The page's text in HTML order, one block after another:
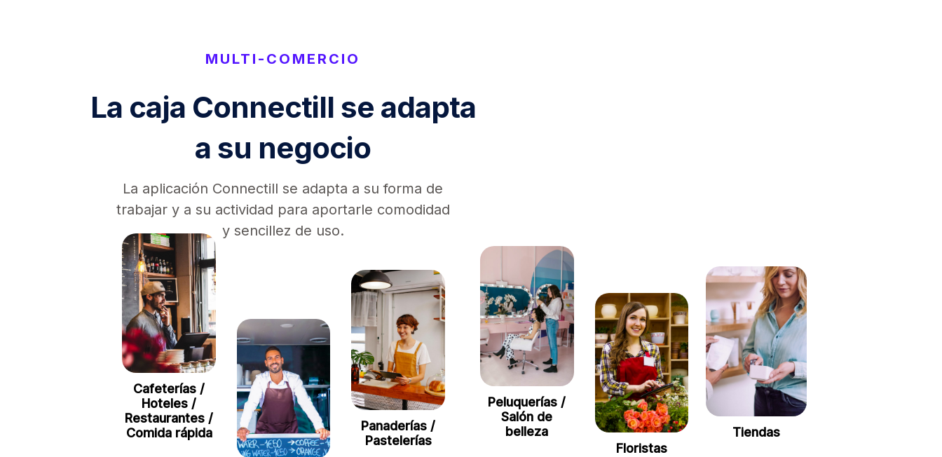
MULTI-COMERCIO
La caja Connectill se adapta
a su negocio
La aplicación Connectill se adapta a su forma de
trabajar y a su actividad para aportarle comodidad
y sencillez de uso.
Cafeterías /
Hoteles /
Restaurantes /
Comida rápida
Panaderías /
Pastelerías
Peluquerías /
Salón de
belleza
Floristas
Tiendas